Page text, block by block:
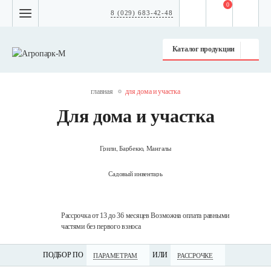
8 (029) 683-42-48
Каталог продукции
0
главная для дома и участка
Для дома и участка
Грили, Барбекю, Мангалы
Садовый инвентарь
Рассрочка от 13 до 36 месяцев Возможна оплата равными
частями без первого взноса
ПОДБОР ПО ПАРАМЕТРАМ ИЛИ РАССРОЧКЕ